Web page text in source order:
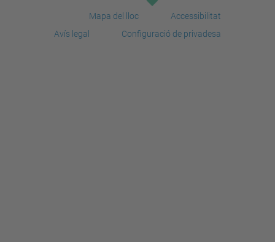
Mapa del lloc
Accessibilitat
Avís legal
Configuració de privadesa